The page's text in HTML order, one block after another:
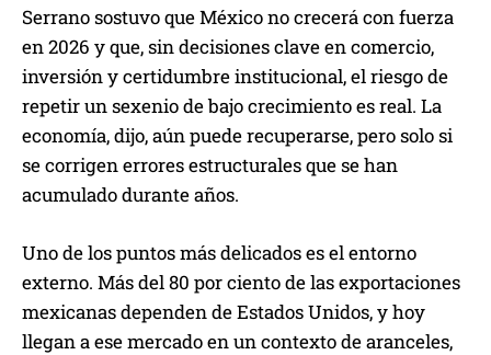
Serrano sostuvo que México no crecerá con fuerza
en 2026 y que, sin decisiones clave en comercio,
inversión y certidumbre institucional, el riesgo de
repetir un sexenio de bajo crecimiento es real. La
economía, dijo, aún puede recuperarse, pero solo si
se corrigen errores estructurales que se han
acumulado durante años.
Uno de los puntos más delicados es el entorno
externo. Más del 80 por ciento de las exportaciones
mexicanas dependen de Estados Unidos, y hoy
llegan a ese mercado en un contexto de aranceles,